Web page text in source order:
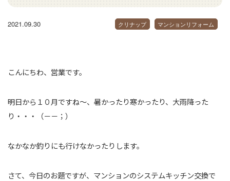
2021.09.30 クリナップ マンションリフォーム
こんにちわ、営業です。
明日から１０月ですね～、暑かったり寒かったり、大雨降った
り・・・（－－；）
なかなか釣りにも行けなかったりします。
さて、今日のお題ですが、マンションのシステムキッチン交換で